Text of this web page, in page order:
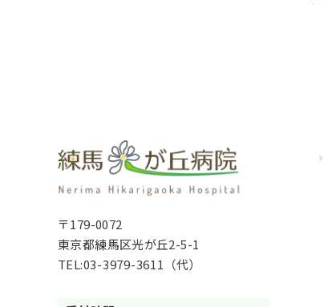
〒179-0072
東京都練馬区光が丘2-5-1
TEL:03-3979-3611 （代）